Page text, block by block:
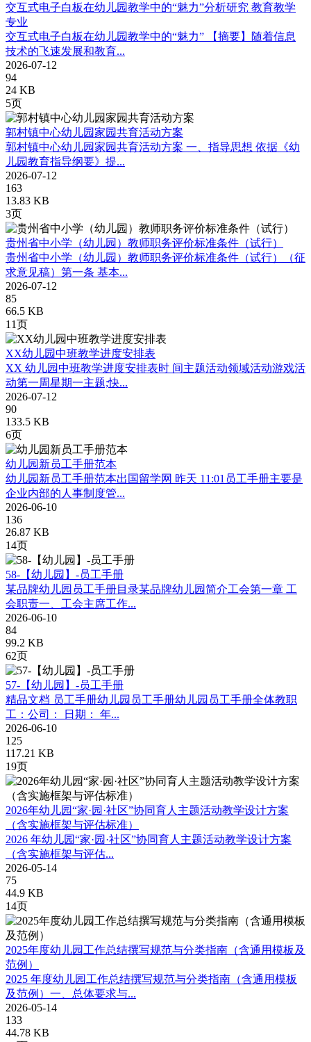
交互式电子白板在幼儿园教学中的“魅力”分析研究 教育教学
专业
交互式电子白板在幼儿园教学中的“魅力” 【摘要】随着信息
技术的飞速发展和教育...
2026-07-12
94
24 KB
5页
郭村镇中心幼儿园家园共育活动方案
郭村镇中心幼儿园家园共育活动方案 一、指导思想 依据《幼
儿园教育指导纲要》提...
2026-07-12
163
13.83 KB
3页
贵州省中小学（幼儿园）教师职务评价标准条件（试行）
贵州省中小学（幼儿园）教师职务评价标准条件（试行）（征
求意见稿）第一条 基本...
2026-07-12
85
66.5 KB
11页
XX幼儿园中班教学进度安排表
XX 幼儿园中班教学进度安排表时 间主题活动领域活动游戏活
动第一周星期一主题;快...
2026-07-12
90
133.5 KB
6页
幼儿园新员工手册范本
幼儿园新员工手册范本出国留学网 昨天 11:01员工手册主要是
企业内部的人事制度管...
2026-06-10
136
26.87 KB
14页
58-【幼儿园】-员工手册
某品牌幼儿园员工手册目录某品牌幼儿园简介工会第一章 工
会职责一、工会主席工作...
2026-06-10
84
99.2 KB
62页
57-【幼儿园】-员工手册
精品文档 员工手册幼儿园员工手册幼儿园员工手册全体教职
工：公司： 日期： 年...
2026-06-10
125
117.21 KB
19页
2026年幼儿园“家·园·社区”协同育人主题活动教学设计方案
（含实施框架与评估标准）
2026 年幼儿园“家·园·社区”协同育人主题活动教学设计方案
（含实施框架与评估...
2026-05-14
75
44.9 KB
14页
2025年度幼儿园工作总结撰写规范与分类指南（含通用模板及
范例）
2025 年度幼儿园工作总结撰写规范与分类指南（含通用模板
及范例）一、总体要求与...
2026-05-14
133
44.78 KB